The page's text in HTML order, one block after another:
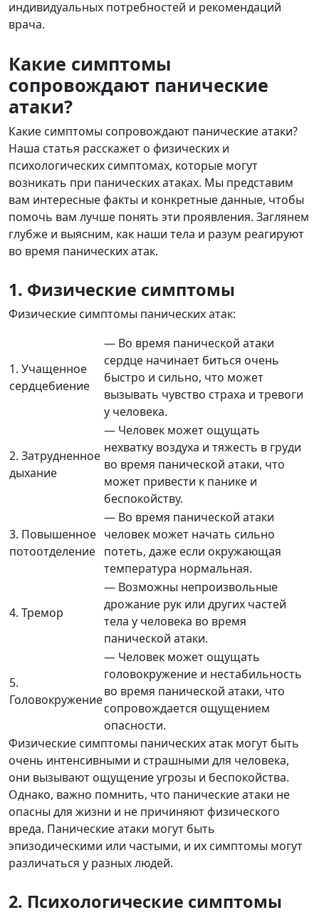
индивидуальных потребностей и рекомендаций
врача.
Какие симптомы
сопровождают панические
атаки?
Какие симптомы сопровождают панические атаки?
Наша статья расскажет о физических и
психологических симптомах, которые могут
возникать при панических атаках. Мы представим
вам интересные факты и конкретные данные, чтобы
помочь вам лучше понять эти проявления. Заглянем
глубже и выясним, как наши тела и разум реагируют
во время панических атак.
1. Физические симптомы
Физические симптомы панических атак:
1. Учащенное
сердцебиение
— Во время панической атаки
сердце начинает биться очень
быстро и сильно, что может
вызывать чувство страха и тревоги
у человека.
2. Затрудненное
дыхание
— Человек может ощущать
нехватку воздуха и тяжесть в груди
во время панической атаки, что
может привести к панике и
беспокойству.
3. Повышенное
потоотделение
— Во время панической атаки
человек может начать сильно
потеть, даже если окружающая
температура нормальная.
4. Тремор
— Возможны непроизвольные
дрожание рук или других частей
тела у человека во время
панической атаки.
5.
Головокружение
— Человек может ощущать
головокружение и нестабильность
во время панической атаки, что
сопровождается ощущением
опасности.
Физические симптомы панических атак могут быть
очень интенсивными и страшными для человека,
они вызывают ощущение угрозы и беспокойства.
Однако, важно помнить, что панические атаки не
опасны для жизни и не причиняют физического
вреда. Панические атаки могут быть
эпизодическими или частыми, и их симптомы могут
различаться у разных людей.
2. Психологические симптомы